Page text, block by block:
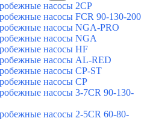
насосы 2CP
насосы FCR 90-130-200
насосы NGA-PRO
насосы NGA
насосы HF
насосы AL-RED
насосы CP-ST
насосы CP
насосы 3-7CR 90-130-
насосы 2-5CR 60-80-